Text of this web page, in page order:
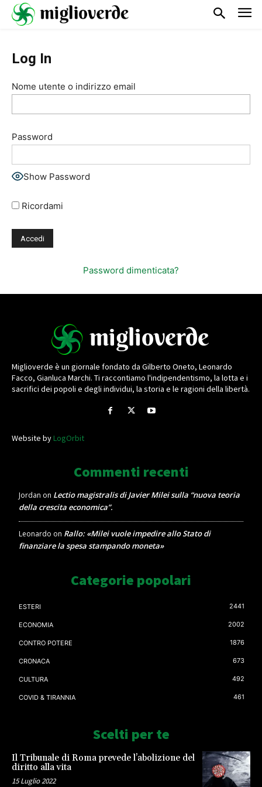
Log In
Nome utente o indirizzo email
Password
Show Password
Ricordami
Password dimenticata?
Miglioverde è un giornale fondato da Gilberto Oneto, Leonardo
Facco, Gianluca Marchi. Ti raccontiamo l'indipendentismo, la lotta e i
sacrifici dei popoli e degli individui, la storia e le ragioni della libertà.
Website byLogOrbit
Commenti recenti
Jordan on Lectio magistralis di Javier Milei sulla “nuova teoria
della crescita economica”.
Leonardo on Rallo: «Milei vuole impedire allo Stato di
finanziare la spesa stampando moneta»
Categorie popolari
ESTERI 2441
ECONOMIA 2002
CONTRO POTERE 1876
CRONACA 673
CULTURA 492
COVID & TIRANNIA 461
Scelti per te
Il Tribunale di Roma prevede l’abolizione del
diritto alla vita
15 Luglio 2022